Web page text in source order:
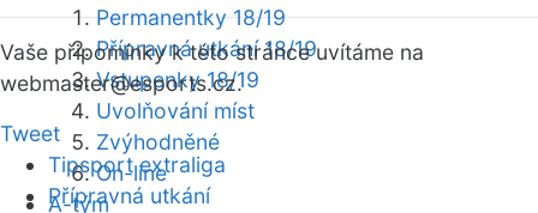
Permanentky 18/19
Přípravná utkání 18/19
Vstupenky 18/19
Uvolňování míst
Zvýhodněné
On-line
A-tým
Vaše připomínky k této stránce uvítáme na
webmaster@esports.cz.
Tweet
Tipsport extraliga
Přípravná utkání